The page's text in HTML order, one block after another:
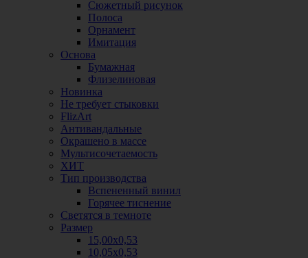
Сюжетный рисунок
Полоса
Орнамент
Имитация
Основа
Бумажная
Флизелиновая
Новинка
Не требует стыковки
FlizArt
Антивандальные
Окрашено в массе
Мультисочетаемость
ХИТ
Тип производства
Вспененный винил
Горячее тиснение
Светятся в темноте
Размер
15,00х0,53
10,05х0,53